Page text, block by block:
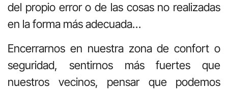
del propio error o de las cosas no realizadas
en la forma más adecuada…
Encerrarnos en nuestra zona de confort o
seguridad, sentirnos más fuertes que
nuestros vecinos, pensar que podemos